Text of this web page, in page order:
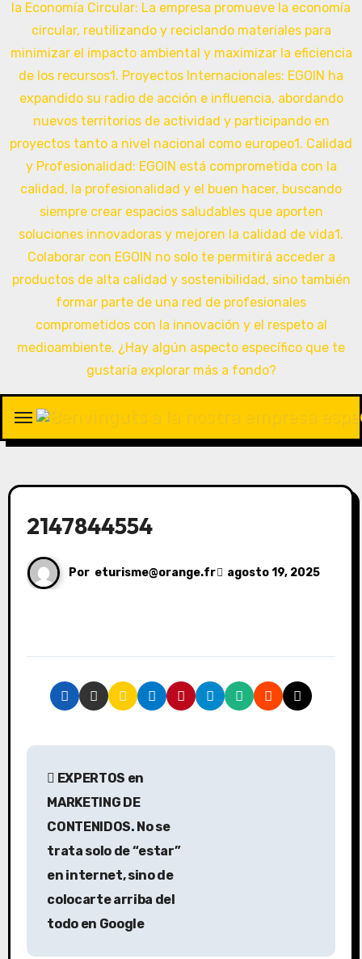
2147844554
Por eturisme@orange.fr agosto 19, 2025
N
EXPERTOS en
MARKETING DE
CONTENIDOS. No se
trata solo de “estar”
en internet, sino de
colocarte arriba del
todo en Google